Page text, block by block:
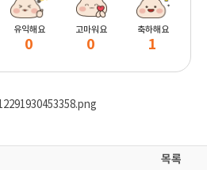
유익해요
0
고마워요
0
축하해요
1
목록